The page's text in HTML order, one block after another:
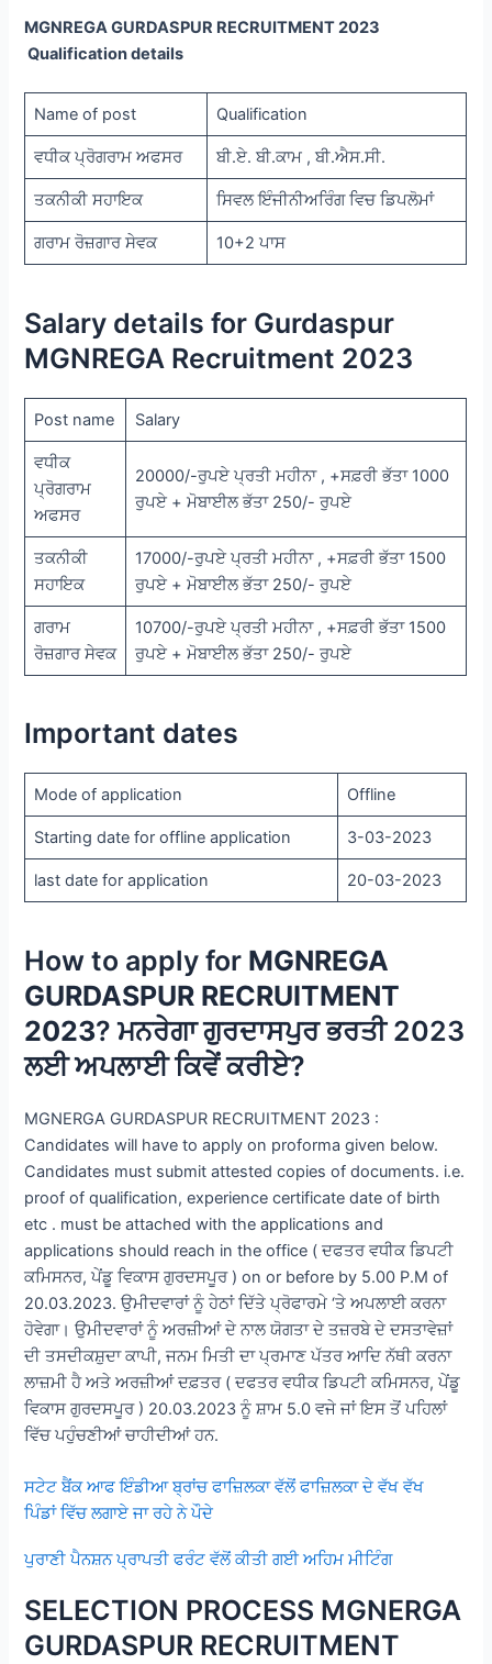
MGNREGA GURDASPUR RECRUITMENT 2023
Qualification details
Name of post Qualification
ਵਧੀਕ ਪ੍ਰੋਗਰਾਮ ਅਫਸਰ ਬੀ.ਏ. ਬੀ.ਕਾਮ , ਬੀ.ਐਸ.ਸੀ.
ਤਕਨੀਕੀ ਸਹਾਇਕ ਸਿਵਲ ਇੰਜੀਨੀਅਰਿੰਗ ਵਿਚ ਡਿਪਲੋਮਾਂ
ਗਰਾਮ ਰੋਜ਼ਗਾਰ ਸੇਵਕ 10+2 ਪਾਸ
Salary details for Gurdaspur
MGNREGA Recruitment 2023
Post name Salary
ਵਧੀਕ
ਪ੍ਰੋਗਰਾਮ
ਅਫਸਰ
20000/-ਰੁਪਏ ਪ੍ਰਤੀ ਮਹੀਨਾ , +ਸਫ਼ਰੀ ਭੱਤਾ 1000
ਰੁਪਏ + ਮੋਬਾਈਲ ਭੱਤਾ 250/- ਰੁਪਏ
ਤਕਨੀਕੀ
ਸਹਾਇਕ
17000/-ਰੁਪਏ ਪ੍ਰਤੀ ਮਹੀਨਾ , +ਸਫ਼ਰੀ ਭੱਤਾ 1500
ਰੁਪਏ + ਮੋਬਾਈਲ ਭੱਤਾ 250/- ਰੁਪਏ
ਗਰਾਮ
ਰੋਜ਼ਗਾਰ ਸੇਵਕ
10700/-ਰੁਪਏ ਪ੍ਰਤੀ ਮਹੀਨਾ , +ਸਫ਼ਰੀ ਭੱਤਾ 1500
ਰੁਪਏ + ਮੋਬਾਈਲ ਭੱਤਾ 250/- ਰੁਪਏ
Important dates
Mode of application Offline
Starting date for offline application 3-03-2023
last date for application 20-03-2023
How to apply for MGNREGA
GURDASPUR RECRUITMENT
2023? ਮਨਰੇਗਾ ਗੁਰਦਾਸਪੁਰ ਭਰਤੀ 2023
ਲਈ ਅਪਲਾਈ ਕਿਵੇਂ ਕਰੀਏ?
MGNERGA GURDASPUR RECRUITMENT 2023 :
Candidates will have to apply on proforma given below.
Candidates must submit attested copies of documents. i.e.
proof of qualification, experience certificate date of birth
etc . must be attached with the applications and
applications should reach in the office ( ਦਫਤਰ ਵਧੀਕ ਡਿਪਟੀ
ਕਮਿਸਨਰ, ਪੇਂਡੂ ਵਿਕਾਸ ਗੁਰਦਸਪੂਰ ) on or before by 5.00 P.M of
20.03.2023. ਉਮੀਦਵਾਰਾਂ ਨੂੰ ਹੇਠਾਂ ਦਿੱਤੇ ਪ੍ਰੋਫਾਰਮੇ ‘ਤੇ ਅਪਲਾਈ ਕਰਨਾ
ਹੋਵੇਗਾ। ਉਮੀਦਵਾਰਾਂ ਨੂੰ ਅਰਜ਼ੀਆਂ ਦੇ ਨਾਲ ਯੋਗਤਾ ਦੇ ਤਜ਼ਰਬੇ ਦੇ ਦਸਤਾਵੇਜ਼ਾਂ
ਦੀ ਤਸਦੀਕਸ਼ੁਦਾ ਕਾਪੀ, ਜਨਮ ਮਿਤੀ ਦਾ ਪ੍ਰਮਾਣ ਪੱਤਰ ਆਦਿ ਨੱਥੀ ਕਰਨਾ
ਲਾਜ਼ਮੀ ਹੈ ਅਤੇ ਅਰਜ਼ੀਆਂ ਦਫ਼ਤਰ ( ਦਫਤਰ ਵਧੀਕ ਡਿਪਟੀ ਕਮਿਸਨਰ, ਪੇਂਡੂ
ਵਿਕਾਸ ਗੁਰਦਸਪੂਰ ) 20.03.2023 ਨੂੰ ਸ਼ਾਮ 5.0 ਵਜੇ ਜਾਂ ਇਸ ਤੋਂ ਪਹਿਲਾਂ
ਵਿੱਚ ਪਹੁੰਚਣੀਆਂ ਚਾਹੀਦੀਆਂ ਹਨ.
ਸਟੇਟ ਬੈਂਕ ਆਫ ਇੰਡੀਆ ਬ੍ਰਾਂਚ ਫਾਜ਼ਿਲਕਾ ਵੱਲੋਂ ਫਾਜ਼ਿਲਕਾ ਦੇ ਵੱਖ ਵੱਖ
ਪਿੰਡਾਂ ਵਿੱਚ ਲਗਾਏ ਜਾ ਰਹੇ ਨੇ ਪੌਦੇ
ਪੁਰਾਣੀ ਪੈਨਸ਼ਨ ਪ੍ਰਾਪਤੀ ਫਰੰਟ ਵੱਲੋਂ ਕੀਤੀ ਗਈ ਅਹਿਮ ਮੀਟਿੰਗ
SELECTION PROCESS MGNERGA
GURDASPUR RECRUITMENT